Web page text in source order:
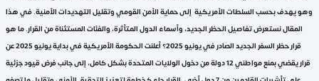
وهو يهدف بحسب السلطات الأمريكية إلى حماية الأمن القومي وتقليل التهديدات الأمنية. في هذا
المقال نستعرض تفاصيل الحظر الجديد، وأسماء الدول المتأثرة، والفئات المستثناة من القرار. ما هو
قرار حظر السفر الجديد الصادر في يونيو 2025؟ أعلنت الحكومة الأمريكية في بداية يونيو 2025 عن
قرار يقضي بمنع مواطني 12 دولة من دخول الولايات المتحدة بشكل كامل، إلى جانب فرض قيود جزئية